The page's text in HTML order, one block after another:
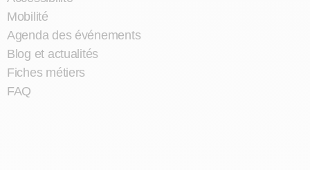
Mobilité
Agenda des événements
Blog et actualités
Fiches métiers
FAQ